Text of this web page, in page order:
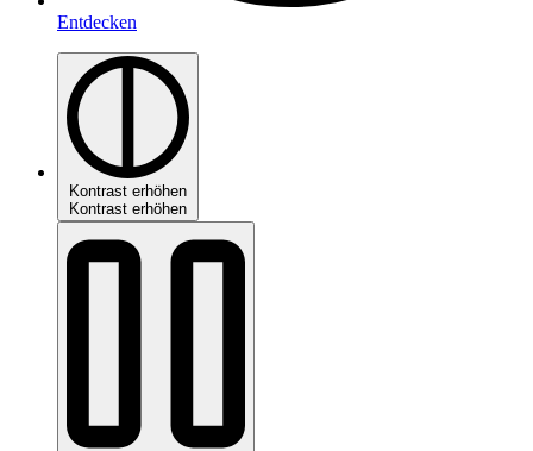
Entdecken
Kontrast erhöhen
Kontrast erhöhen